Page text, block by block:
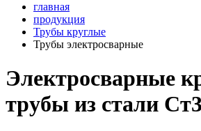
главная
продукция
Трубы круглые
Трубы электросварные
Электросварные
трубы из стали Ст3